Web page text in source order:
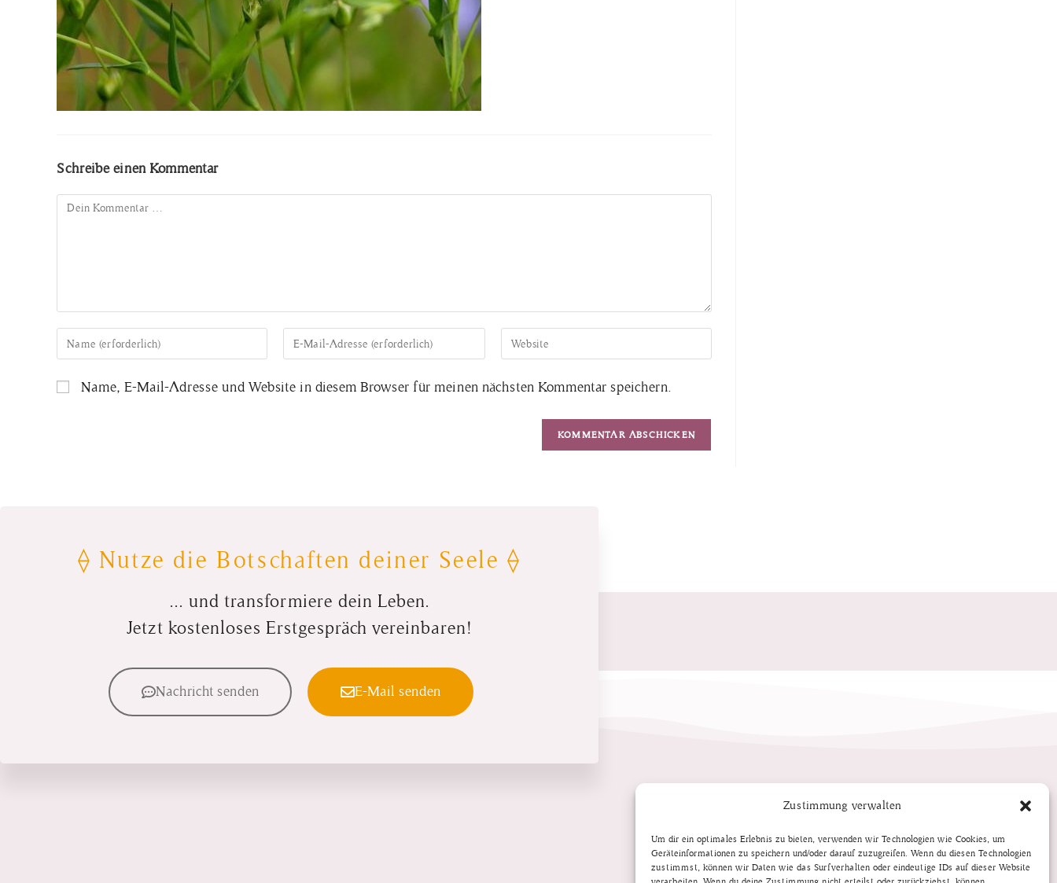
Zustimmung verwalten
Um dir ein optimales Erlebnis zu bieten, verwenden wir Technologien wie Cookies, um
Geräteinformationen zu speichern und/oder darauf zuzugreifen. Wenn du diesen Technologien
zustimmst, können wir Daten wie das Surfverhalten oder eindeutige IDs auf dieser Website
Schreibe einen Kommentar
Name, E-Mail-Adresse und Website in diesem Browser für meinen nächsten Kommentar speichern.
⟠ Nutze die Botschaften deiner Seele ⟠
... und transformiere dein Leben.
Jetzt kostenloses Erstgespräch vereinbaren!
Nachricht senden E-Mail senden